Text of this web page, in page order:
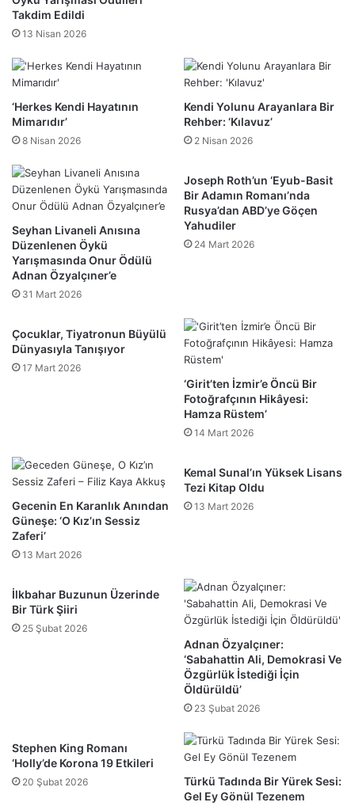
Takdim Edildi
13 Nisan 2026
‘Herkes Kendi Hayatının
Mimarıdır’
8 Nisan 2026
Kendi Yolunu Arayanlara Bir
Rehber: ‘Kılavuz’
2 Nisan 2026
Seyhan Livaneli Anısına
Düzenlenen Öykü
Yarışmasında Onur Ödülü
Adnan Özyalçıner’e
31 Mart 2026
Joseph Roth’un ‘Eyub-Basit
Bir Adamın Romanı’nda
Rusya’dan ABD’ye Göçen
Yahudiler
24 Mart 2026
Çocuklar, Tiyatronun Büyülü
Dünyasıyla Tanışıyor
17 Mart 2026
‘Girit’ten İzmir’e Öncü Bir
Fotoğrafçının Hikâyesi:
Hamza Rüstem’
14 Mart 2026
Gecenin En Karanlık Anından
Güneşe: ‘O Kız’ın Sessiz
Zaferi’
13 Mart 2026
Kemal Sunal’ın Yüksek Lisans
Tezi Kitap Oldu
13 Mart 2026
İlkbahar Buzunun Üzerinde
Bir Türk Şiiri
25 Şubat 2026
Adnan Özyalçıner:
‘Sabahattin Ali, Demokrasi Ve
Özgürlük İstediği İçin
Öldürüldü’
23 Şubat 2026
Stephen King Romanı
‘Holly’de Korona 19 Etkileri
20 Şubat 2026
Türkü Tadında Bir Yürek Sesi:
Gel Ey Gönül Tezenem